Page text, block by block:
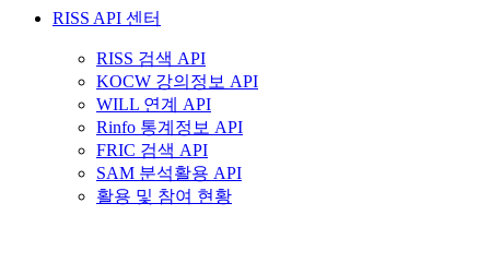
RISS API 센터
RISS 검색 API
KOCW 강의정보 API
WILL 연계 API
Rinfo 통계정보 API
FRIC 검색 API
SAM 분석활용 API
활용 및 참여 현황